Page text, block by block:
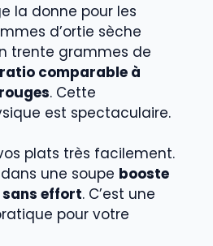
la donne pour les
d’ortie sèche
trente grammes de
ratio comparable à
. Cette
est spectaculaire.
plats très facilement.
une soupe booste
effort. C’est une
pour votre